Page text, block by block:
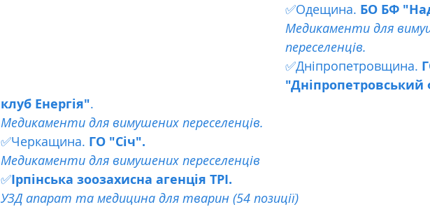
✅Одещина. БО БФ
Медикаменти для
переселенців.
✅Дніпропетровщина.
клуб Енергія".
Медикаменти для вимушених переселенців.
✅Черкащина. ГО "Січ".
Медикаменти для вимушених переселенців
✅Ірпінська зоозахисна агенція ТРІ.
УЗД апарат та медицина для тварин (54 позиції)